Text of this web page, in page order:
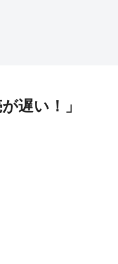
遅い！」